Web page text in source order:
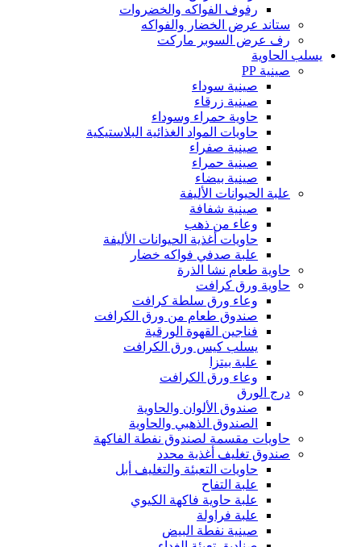
رفوف الفواكه والخضروات
ستاند عرض الخضار والفواكه
رف عرض السوبر ماركت
يسلب الحاوية
صينية PP
صينية سوداء
صينية زرقاء
حاوية حمراء وسوداء
حاويات المواد الغذائية البلاستيكية
صينية صفراء
صينية حمراء
صينية بيضاء
علبة الحيوانات الأليفة
صينية شفافة
وعاء من ذهب
حاويات أغذية الحيوانات الأليفة
علبة صدفي فواكه خضار
حاوية طعام نشا الذرة
حاوية ورق كرافت
وعاء ورق سلطة كرافت
صندوق طعام من ورق الكرافت
فناجين القهوة الورقية
يسلب كيس ورق الكرافت
علبة بيتزا
وعاء ورق الكرافت
درج الورق
صندوق الألوان والحاوية
الصندوق الذهبي والحاوية
حاويات مقسمة لصندوق نفطة الفاكهة
صندوق تغليف أغذية محدد
حاويات التعبئة والتغليف أبل
علبة التفاح
علبة حاوية فاكهة الكيوي
علبة فراولة
صينية نفطة البيض